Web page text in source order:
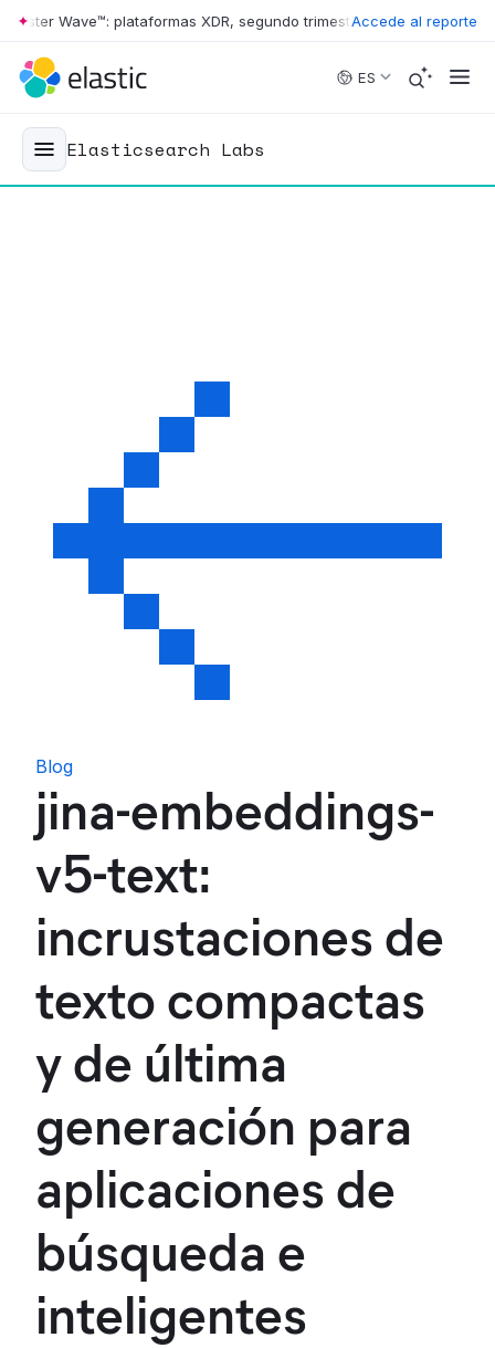
Skip to main content
Wave™: plataformas XDR, segundo trimestre de 2026 • The
Accede al reporte
ES
Elasticsearch Labs
Blog
jina-embeddings-
v5-text:
incrustaciones de
texto compactas
y de última
generación para
aplicaciones de
búsqueda e
inteligentes